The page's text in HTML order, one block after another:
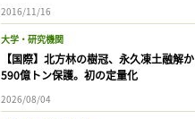
2016/11/16
大学・研究機関
【国際】北方林の樹冠、永久凍土融解
590億トン保護。初の定量化
2026/08/04